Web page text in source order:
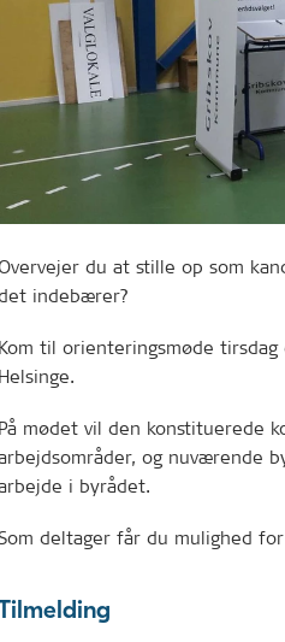
du at stille op som
indebærer?
Kom til orienteringsmøde
Helsinge.
På mødet vil den konstituerede
og nuværende
i byrådet.
Som deltager får du mulighed